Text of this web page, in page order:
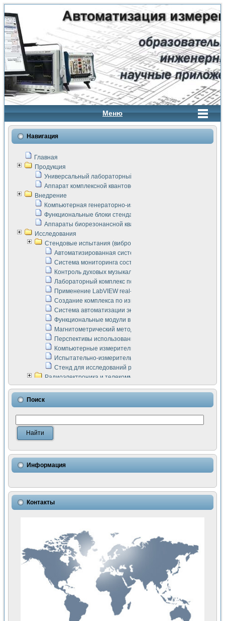
Меню
Навигация
Главная
Продукция
Универсальный лабораторный стенд "Сигнал-USB"
Аппарат комплексной квантовой терапии Интроскан
Внедрение
Компьютерная генераторно-измерительная система
Функциональные блоки стенда "Сигнал-USB"
Аппараты биорезонансной квантовой терапии серии СКАН
Исследования
Стендовые испытания (виброакустика, тензометрия и т.п.)
Автоматизированная система измерения параметров
Система мониторинга состояния тяговых
Контроль духовых музыкальных инструментов
Лабораторный комплекс по исследованию элементной
Применение LabVIEW real-time module для
Создание комплекса по измерению скорости подвижного
Система автоматизации экспериментальных
Функциональные модули в стандарте Nl SCXI для
Магнитометрический метод в дефектоскопии сварных
Перспективы использования машинного зрения в
Компьютерные измерительные системы для
Испытательно-измерительный комплекс аппаратуры для
Стенд для исследований рабочих процессов ДВС в
Радиоэлектроника и телекоммуникации
LabVIEW в расчетах радиолиний систем передачи данных
Аппаратно-программный комплекс для исследования
Виртуальный лабораторный стенд для исследования
Измерение шумовых параметров операционных
Измерительный преобразователь на основе цифровой
Использование NI LabVIEW для математического
Исследовние возможности создания измерителя ВАХ
Математическое моделирование генератора сигналов -
Применение осциллографического модуля с высоким
Симуляция отклика импульсного радиолокационного
Автоматизация формирования уравнений состояния для
Разработка автоматизированного стенда для измерения
Применение среды LabVIEW для построения картины
Портативная система для определения показателей
Использование LabVIEW для управления источником
Устройство для снятия вольт-амперных характеристик
Передовые научные технологии: нано-, фемто-,
Автоматизированная установка по измерению временных
Автоматизированный лабораторный комплекс на базе
Визуализация моделирования и оптимизации тепловой
Виртуальный прибор для исследования функциональных
Поиск
Информация
Контакты